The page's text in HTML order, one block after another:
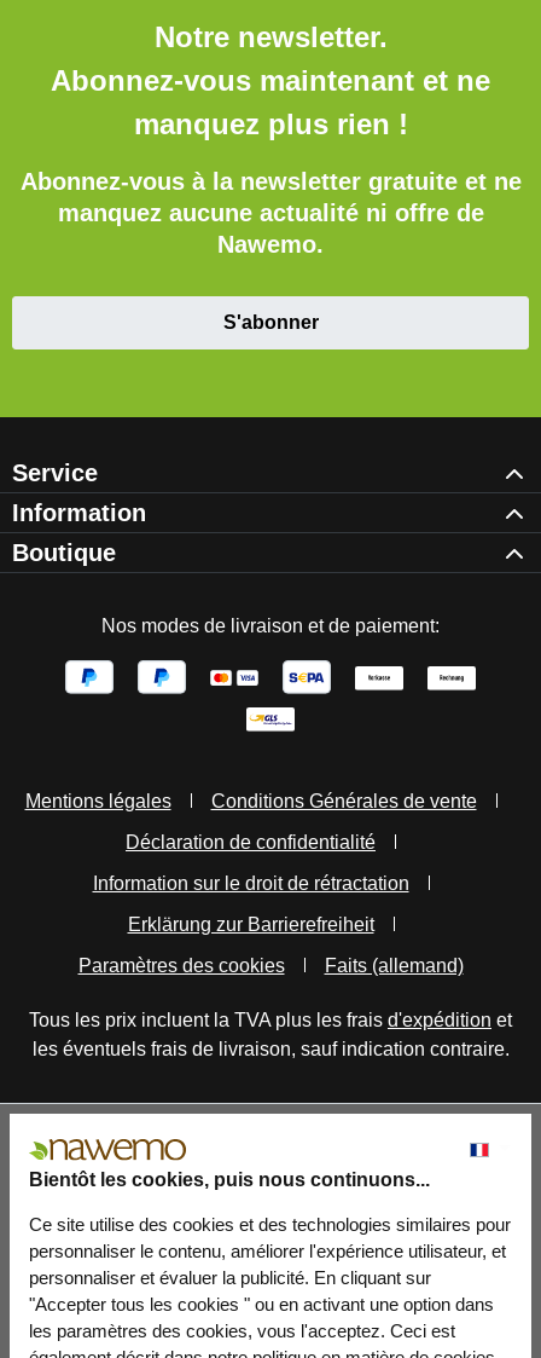
Bientôt les cookies, puis nous continuons...
Ce site utilise des cookies et des technologies similaires pour
personnaliser le contenu, améliorer l'expérience utilisateur, et
personnaliser et évaluer la publicité. En cliquant sur
"Accepter tous les cookies " ou en activant une option dans
les paramètres des cookies, vous l'acceptez. Ceci est
Notre newsletter.
Abonnez-vous maintenant et ne
manquez plus rien !
Abonnez-vous à la newsletter gratuite et ne
manquez aucune actualité ni offre de
Nawemo.
S'abonner
Service
Information
Boutique
Nos modes de livraison et de paiement:
Mentions légales
Conditions Générales de vente
Déclaration de confidentialité
Information sur le droit de rétractation
Erklärung zur Barrierefreiheit
Paramètres des cookies
Faits (allemand)
Tous les prix incluent la TVA plus les frais d'expédition et
les éventuels frais de livraison, sauf indication contraire.